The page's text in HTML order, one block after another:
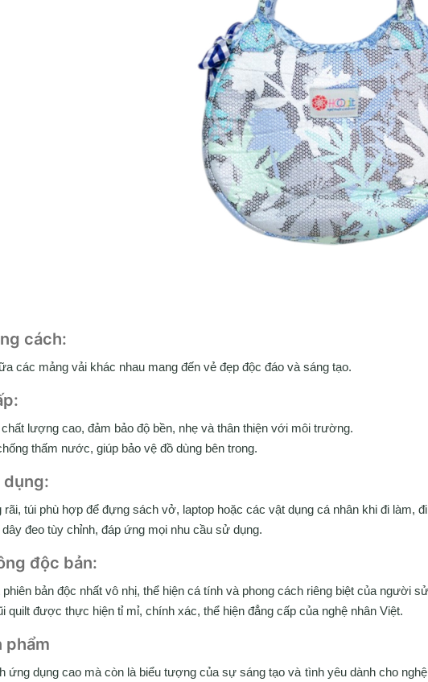
cách:
các mảng vải khác nhau mang đến vẻ đẹp độc đáo và sáng tạo.
lượng cao, đảm bảo độ bền, nhẹ và thân thiện với môi trường.
thấm nước, giúp bảo vệ đồ dùng bên trong.
túi phù hợp để đựng sách vở, laptop hoặc các vật dụng cá nhân khi đi làm,
đeo tùy chỉnh, đáp ứng mọi nhu cầu sử dụng.
độc bản:
bản độc nhất vô nhị, thể hiện cá tính và phong cách riêng biệt của người
quilt được thực hiện tỉ mỉ, chính xác, thể hiện đẳng cấp của nghệ nhân Việt.
phẩm
ứng dụng cao mà còn là biểu tượng của sự sáng tạo và tình yêu dành cho